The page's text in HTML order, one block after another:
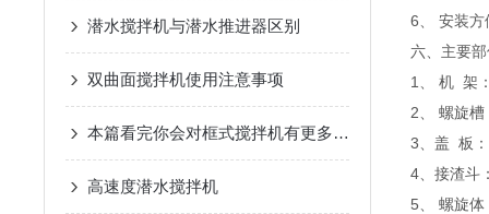
潜水搅拌机与潜水推进器区别
双曲面搅拌机使用注意事项
本篇看完你会对框式搅拌机有更多了解了
高速度潜水搅拌机
6、 安装方
六、主要
1、 机 架
2、 螺旋槽
3、盖 板
4、接渣斗
5、 螺旋体